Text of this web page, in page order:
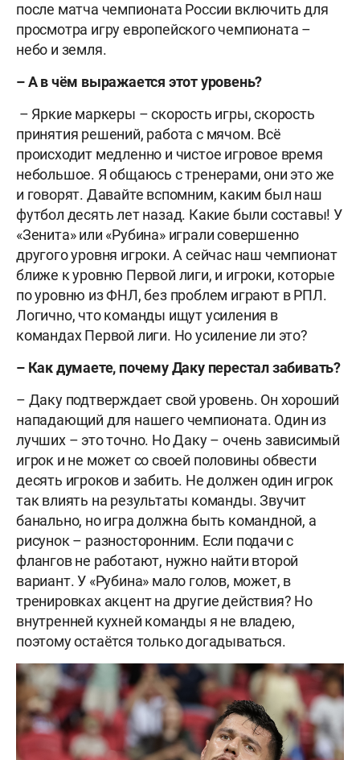
после матча чемпионата России включить для
просмотра игру европейского чемпионата –
небо и земля.
– А в чём выражается этот уровень?
– Яркие маркеры – скорость игры, скорость
принятия решений, работа с мячом. Всё
происходит медленно и чистое игровое время
небольшое. Я общаюсь с тренерами, они это же
и говорят. Давайте вспомним, каким был наш
футбол десять лет назад. Какие были составы! У
«Зенита» или «Рубина» играли совершенно
другого уровня игроки. А сейчас наш чемпионат
ближе к уровню Первой лиги, и игроки, которые
по уровню из ФНЛ, без проблем играют в РПЛ.
Логично, что команды ищут усиления в
командах Первой лиги. Но усиление ли это?
– Как думаете, почему Даку перестал забивать?
– Даку подтверждает свой уровень. Он хороший
нападающий для нашего чемпионата. Один из
лучших – это точно. Но Даку – очень зависимый
игрок и не может со своей половины обвести
десять игроков и забить. Не должен один игрок
так влиять на результаты команды. Звучит
банально, но игра должна быть командной, а
рисунок – разносторонним. Если подачи с
флангов не работают, нужно найти второй
вариант. У «Рубина» мало голов, может, в
тренировках акцент на другие действия? Но
внутренней кухней команды я не владею,
поэтому остаётся только догадываться.